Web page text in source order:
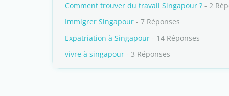
Comment trouver du travail Singapour ? - 2
Immigrer Singapour - 7 Réponses
Expatriation à Singapour - 14 Réponses
vivre à singapour - 3 Réponses